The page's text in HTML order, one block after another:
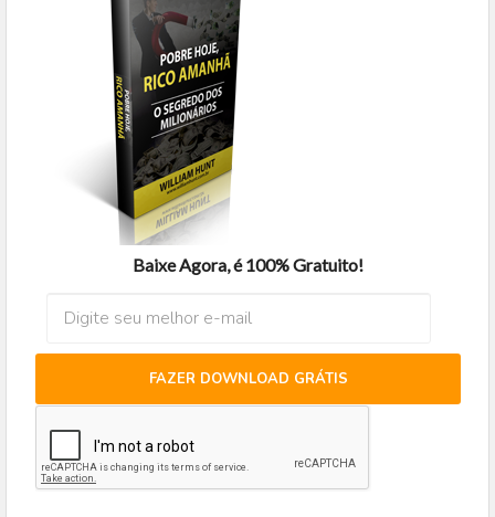
Baixe Agora, é 100% Gratuito!
FAZER DOWNLOAD GRÁTIS